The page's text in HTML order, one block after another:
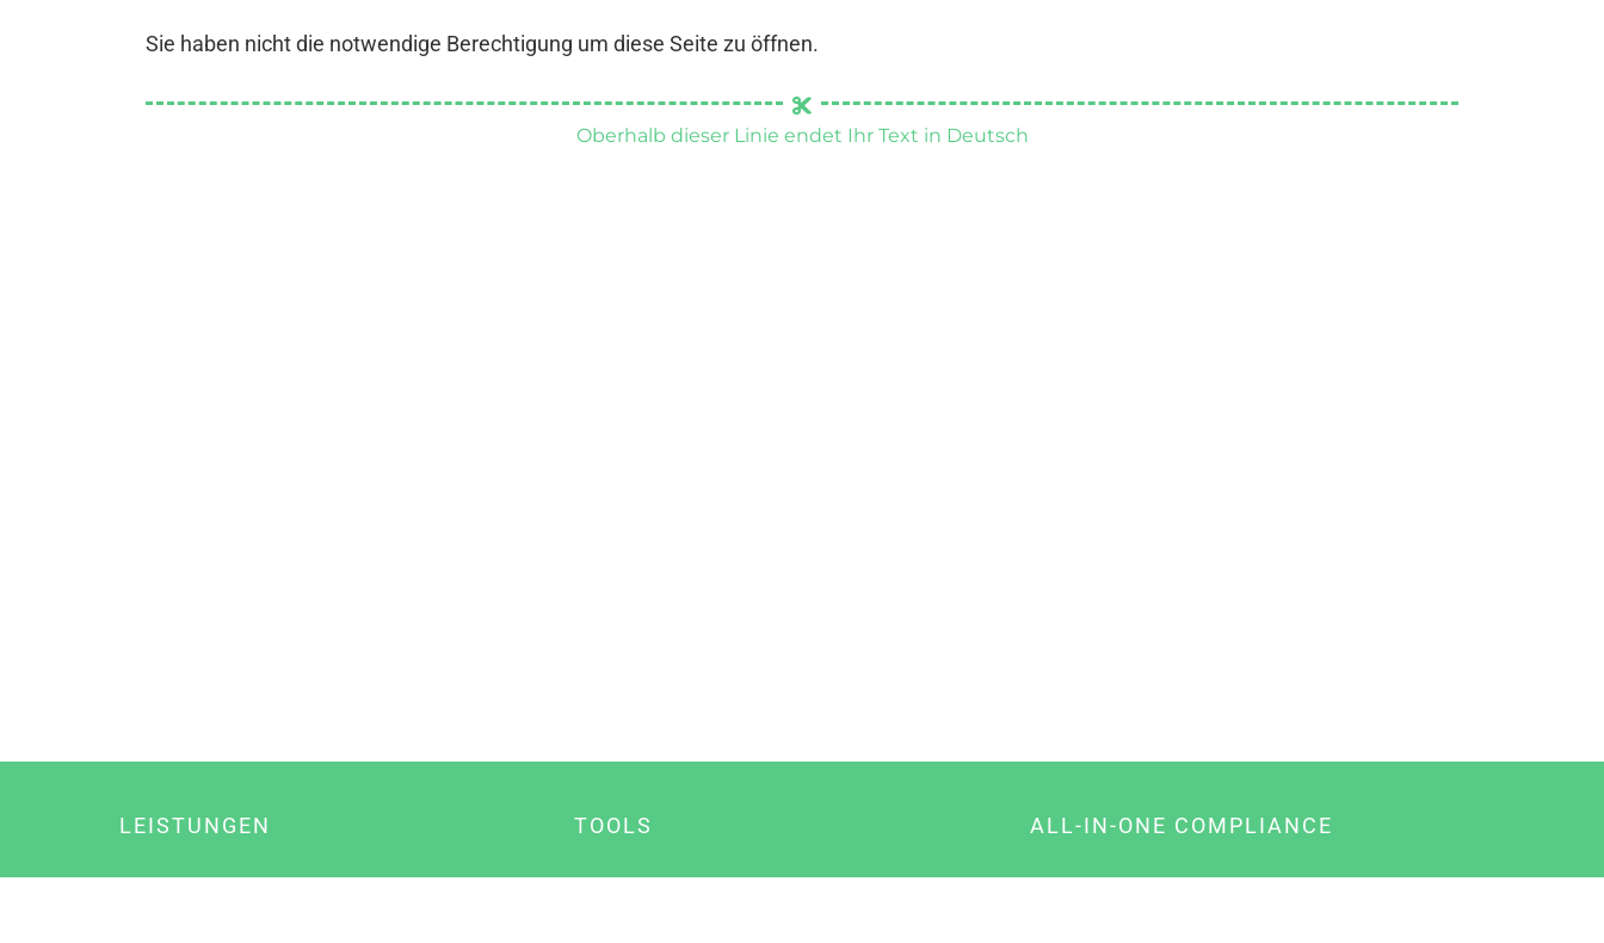
Sie haben nicht die notwendige Berechtigung um diese Seite zu öffnen.
Oberhalb dieser Linie endet Ihr Text in Deutsch
LEISTUNGEN TOOLS ALL-IN-ONE COMPLIANCE